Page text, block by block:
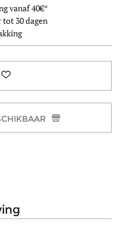
vanaf 40€*
30 dagen